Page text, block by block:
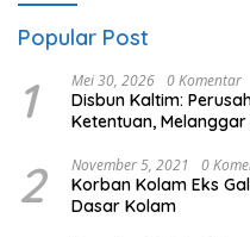
Popular Post
1 Mei 30, 2026 0 Komentar
Disbun Kaltim:
Ketentuan,
2 November 5, 2021 0
Korban Kolam Eks
Dasar Kolam